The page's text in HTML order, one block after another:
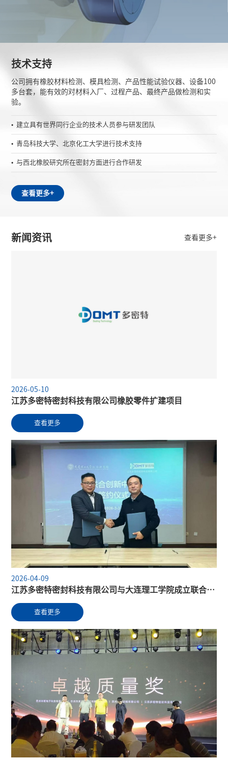
技术支持
公司拥有橡胶材料检测、模具检测、产品性能试验仪器、设备100
多台套，能有效的对材料入厂、过程产品、最终产品做检测和实
验。
建立具有世界同行企业的技术人员参与研发团队
青岛科技大学、北京化工大学进行技术支持
与西北橡胶研究所在密封方面进行合作研发
查看更多+
查看更多+
新闻资讯
2026-05-10
江苏多密特密封科技有限公司橡胶零件扩建项目
查看更多
2026-04-09
江苏多密特密封科技有限公司与大连理工学院成立联合创新中心
查看更多